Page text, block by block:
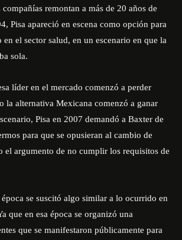
compañías remontan a más de 20 años de
Pisa apareció en escena como opción para
el sector salud, en un escenario en que la
sola.
líder en el mercado comenzó a perder
la alternativa Mexicana comenzó a ganar
Pisa en 2007 demandó a Baxter de
para que se opusieran al cambio de
el argumento de no cumplir los requisitos de
se suscitó algo similar a lo ocurrido en
que en esa época se organizó una
que se manifestaron públicamente para